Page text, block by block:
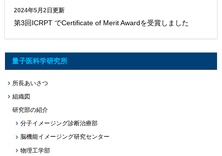
2024年5月2日更新
第3回ICRPT でCertificate of Merit Awardを受賞しました
量子医科学研究所
所長あいさつ
組織図
研究部の紹介
分子イメージング診断治療部
脳機能イメージング研究センター
物理工学部